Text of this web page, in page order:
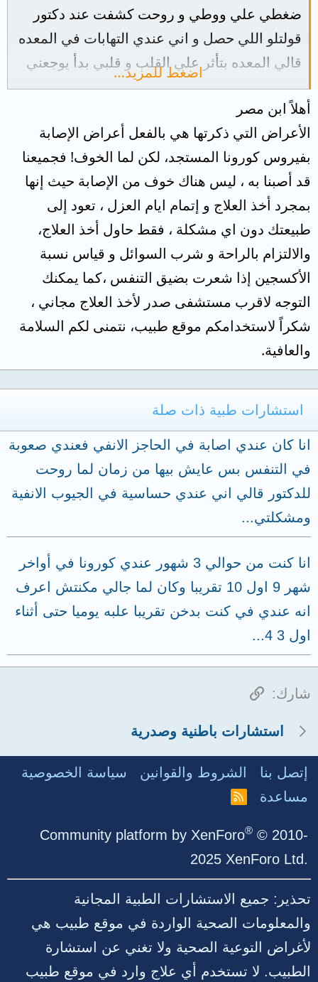
ضغطي علي ووطي و روحت كشفت عند دكتور
قولتلو اللي حصل و اني عندي التهابات في المعده
قالي المعده بتأثر علي القلب و قلبي بدأ يوجعني
الاول كان بانقباض بعد كده بنغزه و سرعه ضربات
القلب روحت لدكتور تاني قالي الأعراض دي
اعراض كورونا و الاعراض اللي عندي تشمل صداع
التهاب في الحلق رشح كحه ناشفه لكن اغلب
الاعراض دي راحت عملت رسم قلب طلع مظبوط
و السكر مظبوط و عملت سي بي سي مظبوطه
ما عدا المنوسيتس طلع عالي كان 16 و الطبيعي
10الدكتور قالتلي انت كده عندك كورونا و قالتلي
اعمل مسحه و انا معييش فلوس للمسحه لاني
فقير دلوقتي انا خايف اوي و مرعوب و النفسيه
زي الزفت و من سيئ لأسوء ا فيدوني أفادكم الله
اضغط للمزيد…
أهلاً ابن مصر
الأعراض التي ذكرتها هي بالفعل أعراض الإصابة
بفيروس كورونا المستجد، لكن لما الخوف! فجميعنا
قد أصبنا به ، ليس هناك خوف من الإصابة حيث إنها
بمجرد أخذ العلاج و إتمام ايام العزل ، تعود إلى
طبيعتك دون اي مشكلة ، فقط حاول أخذ العلاج،
والالتزام بالراحة و شرب السوائل و قياس نسبة
الأكسجين إذا شعرت بضيق التنفس ،كما يمكنك
التوجه لاقرب مستشفى صدر لأخذ العلاج مجاني ،
شكراً لاستخدامكم موقع طبيب، نتمنى لكم السلامة
والعافية.
استشارات طبية ذات صلة
انا كان عندي اصابة في الحاجز الانفي فعندي صعوبة
في التنفس بس عايش بيها من زمان لما روحت
للدكتور قالي اني عندي حساسية في الجيوب الانفية
ومشكلتي...
انا كنت من حوالي 3 شهور عندي كورونا في أواخر
شهر 9 اول 10 تقريبا وكان لما جالي مكنتش اعرف
انه عندي في كنت بدخن تقريبا علبه يوميا حتى أثناء
اول 3 4...
شارك: الرابط
استشارات باطنية وصدرية
إتصل بنا الشروط والقوانين
سياسة الخصوصية
مساعدة
R
Community platform by XenForo® © 2010-
2025 XenForo Ltd.
تحذير: جميع الاستشارات الطبية المجانية
والمعلومات الصحية الواردة في موقع طبيب هي
لأغراض التوعية الصحية ولا تغني عن استشارة
الطبيب. لا تستخدم أي علاج وارد في موقع طبيب